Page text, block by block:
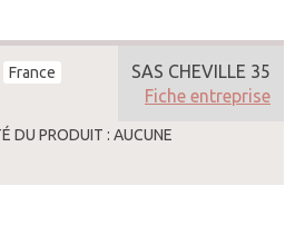
France
DU PRODUIT : AUCUNE
SAS CHEVILLE 35
Fiche entreprise